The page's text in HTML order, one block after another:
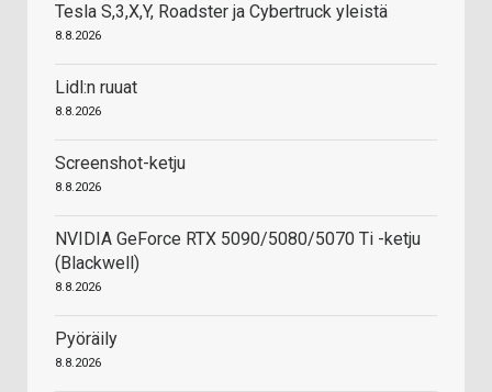
Tesla S,3,X,Y, Roadster ja Cybertruck yleistä
8.8.2026
Lidl:n ruuat
8.8.2026
Screenshot-ketju
8.8.2026
NVIDIA GeForce RTX 5090/5080/5070 Ti -ketju
(Blackwell)
8.8.2026
Pyöräily
8.8.2026